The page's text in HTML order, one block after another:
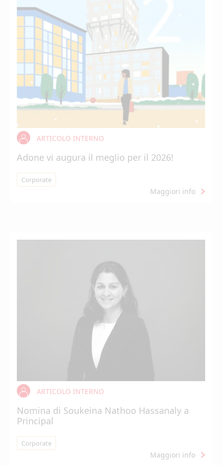
ARTICOLO INTERNO
Adone vi augura il meglio per il 2026!
Corporate
Maggiori info
ARTICOLO INTERNO
Nomina di Soukeina Nathoo Hassanaly a
Principal
Corporate
Maggiori info